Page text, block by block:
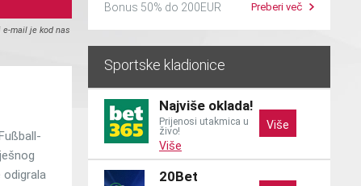
Bonus 50% do 200EUR Preberi več
Sportske kladionice
Najviše oklada!
Prijenosi utakmica u
živo!
Više
Više
20Bet
mail je kod nas
odigrala